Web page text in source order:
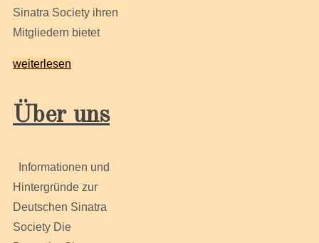
Sinatra Society ihren
Mitgliedern bietet
weiterlesen
Über uns
Informationen und
Hintergründe zur
Deutschen Sinatra
Society Die